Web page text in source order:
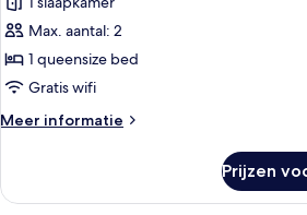
Standaard
kamer,
1
queensize
(Free
Max. aantal: 2
1 queensize bed
Gratis wifi
Meer informatie
Meer
kamer,
Prijzen